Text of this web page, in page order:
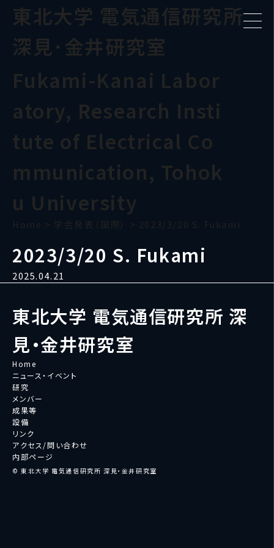
東北大学 電気通信研究所
深見･金井研究室
Fukami-Kanai Labor
atory, Research Insti
tute of Electrical Co
mmunication, Tohok
u University
Home > 学会発表（国際） > 2023/3/20 S. Fukami
2023/3/20 S. Fukami
2025.04.21
東北大学 電気通信研究所 深
見・金井研究室
Home
ニュース・イベント
研究
メンバー
成果等
設備
リンク
アクセス/問い合わせ
内部ページ
© 東北大学 電気通信研究所 深見・金井研究室